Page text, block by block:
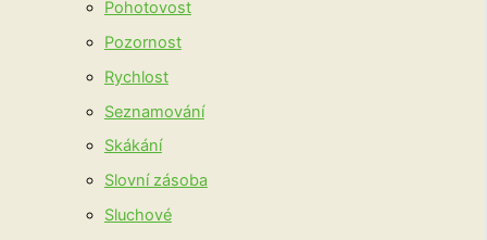
Pohotovost
Pozornost
Rychlost
Seznamování
Skákání
Slovní zásoba
Sluchové